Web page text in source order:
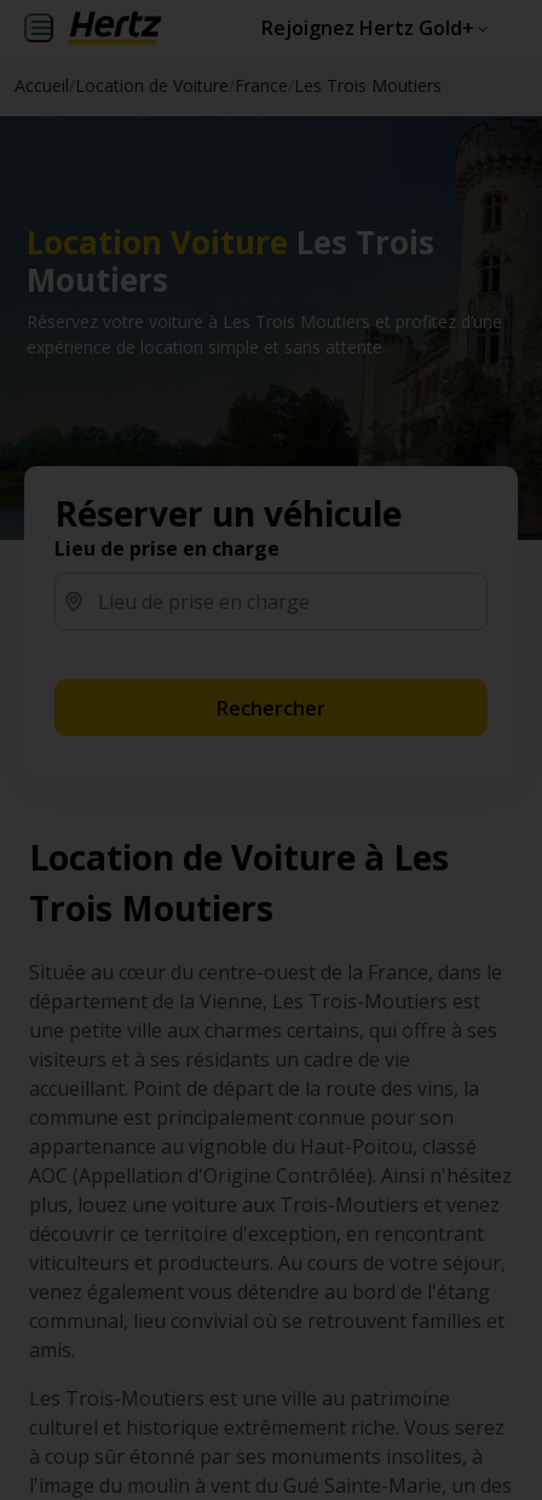
Rejoignez Hertz Gold+
Accueil Location de Voiture France Les Trois Moutiers
Location Voiture Les Trois
Moutiers
Réservez votre voiture à Les Trois Moutiers et profitez d’une
expérience de location simple et sans attente.
Réserver un véhicule
Lieu de prise en charge
Rechercher
Location de Voiture à Les
Trois Moutiers
Située au cœur du centre-ouest de la France, dans le
département de la Vienne, Les Trois-Moutiers est
une petite ville aux charmes certains, qui offre à ses
visiteurs et à ses résidants un cadre de vie
accueillant. Point de départ de la route des vins, la
commune est principalement connue pour son
appartenance au vignoble du Haut-Poitou, classé
AOC (Appellation d'Origine Contrôlée). Ainsi n'hésitez
plus, louez une voiture aux Trois-Moutiers et venez
découvrir ce territoire d'exception, en rencontrant
viticulteurs et producteurs. Au cours de votre séjour,
venez également vous détendre au bord de l'étang
communal, lieu convivial où se retrouvent familles et
amis.
Les Trois-Moutiers est une ville au patrimoine
culturel et historique extrêmement riche. Vous serez
à coup sûr étonné par ses monuments insolites, à
l'image du moulin à vent du Gué Sainte-Marie, un des